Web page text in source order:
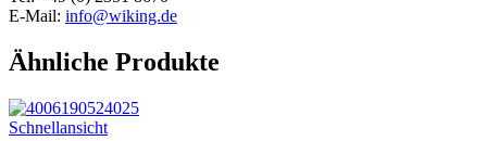
E-Mail: info@wiking.de
Ähnliche Produkte
Schnellansicht